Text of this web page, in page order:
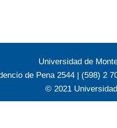
Universidad de
de Pena 2544 | (598) 2
© 2021